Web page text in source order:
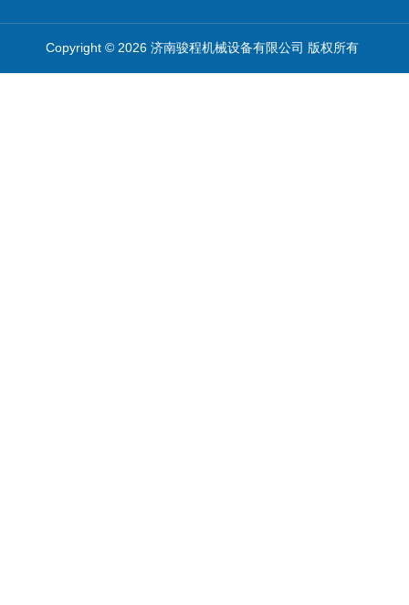
Copyright © 2026 济南骏程机械设备有限公司 版权所有